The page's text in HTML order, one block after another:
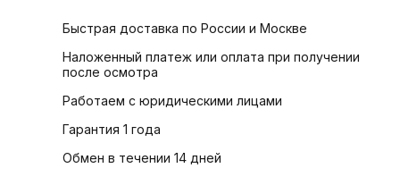
Быстрая доставка по России и Москве
Наложенный платеж или оплата при получении
после осмотра
Работаем с юридическими лицами
Гарантия 1 года
Обмен в течении 14 дней